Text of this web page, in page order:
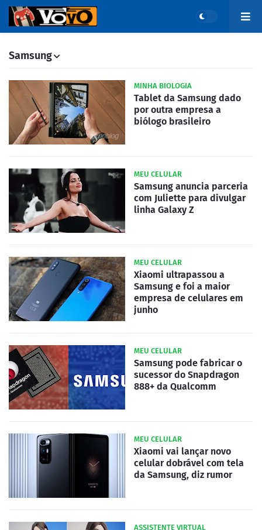
Samsung
MINHA BIOLOGIA
Tablet da Samsung dado
por outra empresa a
biólogo brasileiro
MEU CELULAR
Samsung anuncia parceria
com Juliette para divulgar
linha Galaxy Z
MEU CELULAR
Xiaomi ultrapassou a
Samsung e foi a maior
empresa de celulares em
junho
MEU CELULAR
Samsung pode fabricar o
sucessor do Snapdragon
888+ da Qualcomm
MEU CELULAR
Xiaomi vai lançar novo
celular dobrável com tela
da Samsung, diz rumor
ASSISTENTE VIRTUAL